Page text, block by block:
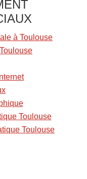
à Toulouse
Toulouse
Toulouse